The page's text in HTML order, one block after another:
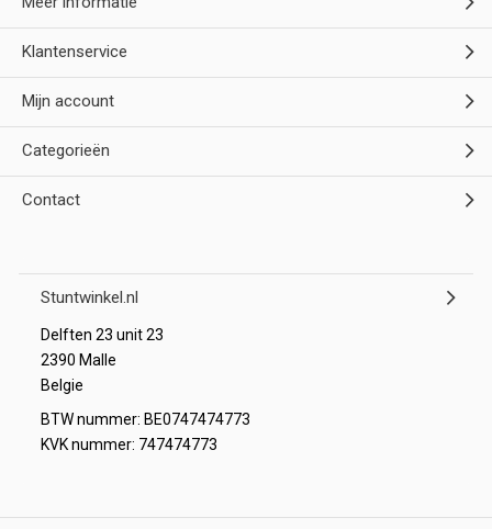
Klantenservice
Mijn account
Categorieën
Contact
Stuntwinkel.nl
Delften 23 unit 23
2390 Malle
Belgie
BTW nummer: BE0747474773
KVK nummer: 747474773